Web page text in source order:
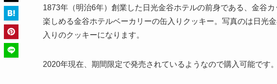
1873年（明治6年）創業した日光金谷ホテルの前身である、金谷
楽しめる金谷ホテルベーカリーの缶入りクッキー。写真のは日光
入りのクッキーになります。
2020年現在、期間限定で発売されているようなので購入可能です。